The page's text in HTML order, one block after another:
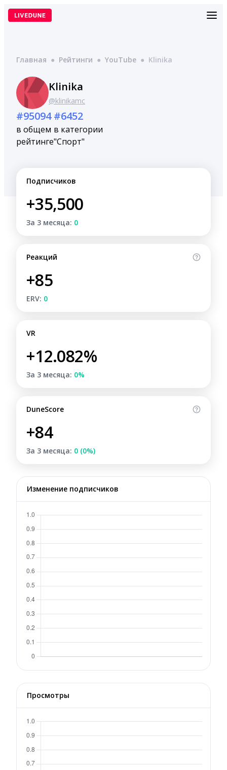
Перейти
Главная ● Рейтинги ● YouTube ● Klinika
Klinika
@klinikamc
#95094
в общем
рейтинге
#6452
в категории
"Спорт"
Подписчиков
+35,500
За 3 месяца: 0
Реакций
+85
ERV: 0
VR
+12.082%
За 3 месяца: 0%
DuneScore
+84
За 3 месяца: 0 (0%)
Изменение подписчиков
Просмотры